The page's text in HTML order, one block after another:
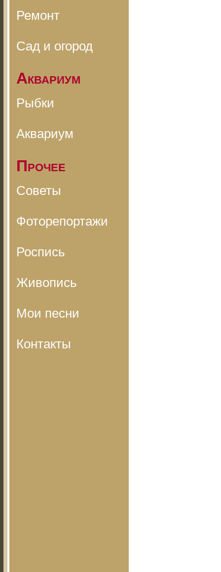
Ремонт
Сад и огород
Аквариум
Рыбки
Аквариум
Прочее
Советы
Фоторепортажи
Роспись
Живопись
Мои песни
Контакты